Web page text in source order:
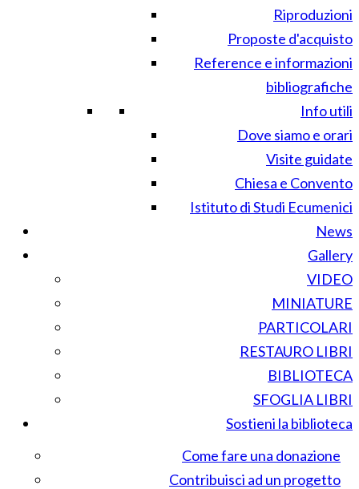
Riproduzioni
Proposte d'acquisto
Reference e informazioni
bibliografiche
Info utili
Dove siamo e orari
Visite guidate
Chiesa e Convento
Istituto di Studi Ecumenici
News
Gallery
VIDEO
MINIATURE
PARTICOLARI
RESTAURO LIBRI
BIBLIOTECA
SFOGLIA LIBRI
Sostieni la biblioteca
Come fare una donazione
Contribuisci ad un progetto